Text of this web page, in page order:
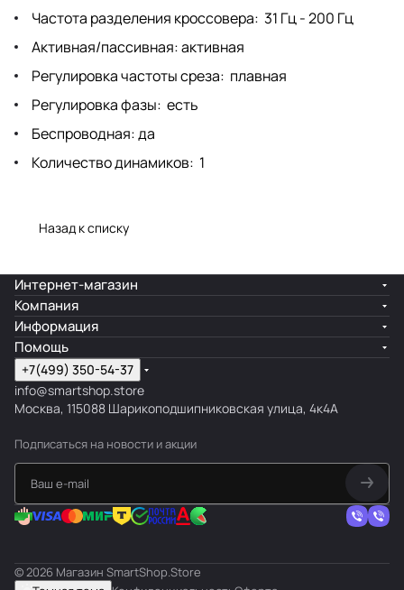
Частота разделения кроссовера: 31 Гц - 200 Гц
Активная/пассивная: активная
Регулировка частоты среза: плавная
Регулировка фазы: есть
Беспроводная: да
Количество динамиков: 1
Назад к списку
Интернет-магазин
Компания
Информация
Помощь
+7(499) 350-54-37
info@smartshop.store
Москва, 115088 Шарикоподшипниковская улица, 4к4А
Подписаться на новости и акции
© 2026 Магазин SmartShop.Store